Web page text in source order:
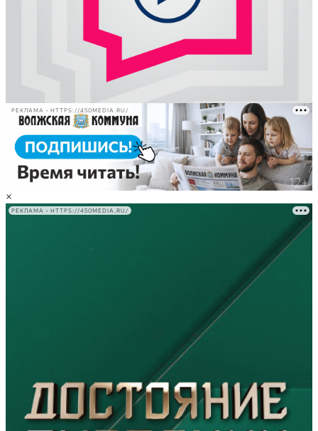
РЕКЛАМА • HTTPS://450MEDIA.RU/
×
РЕКЛАМА • HTTPS://450MEDIA.RU/